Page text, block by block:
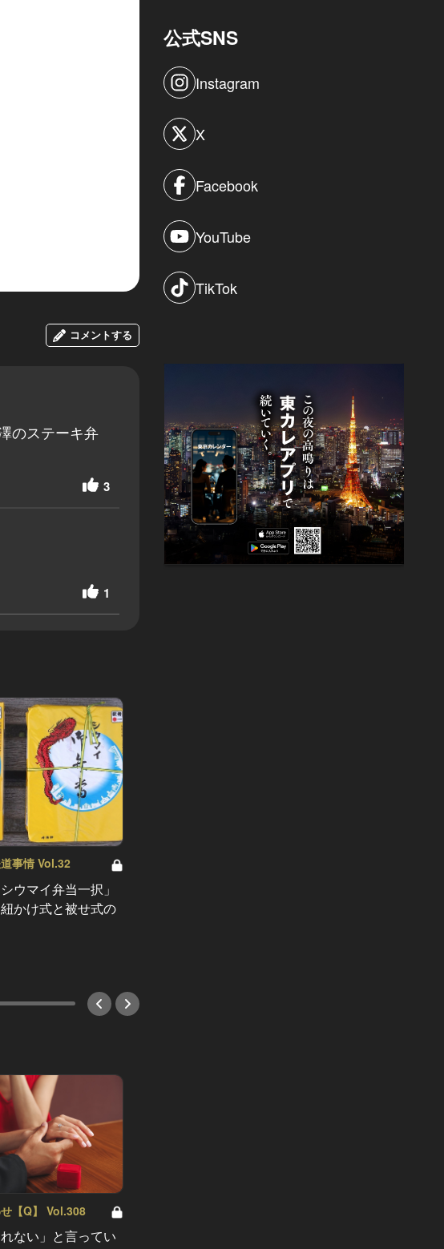
コメントする
のステーキ弁
3
1
事情 Vol.32
ウマイ弁当一択」
かけ式と被せ式の
【Q】 Vol.308
ない」と言ってい
公式SNS
Instagram
X
Facebook
YouTube
TikTok